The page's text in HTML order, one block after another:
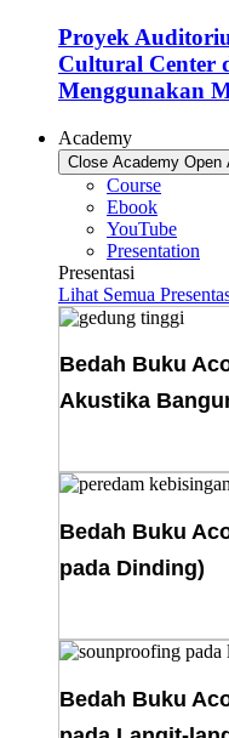
Proyek
Cultural Center
Menggunakan
Academy
Close Academy Open
Course
Ebook
YouTube
Presentation
Presentasi
Lihat Semua
Bedah Buku
Akustika
Bedah Buku
pada Dinding)
Bedah Buku